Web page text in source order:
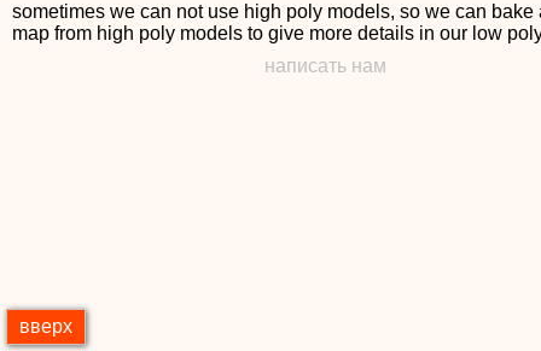
sometimes we can not use high poly models, so we can bake
map from high poly models to give more details in our low
написать нам
вверх